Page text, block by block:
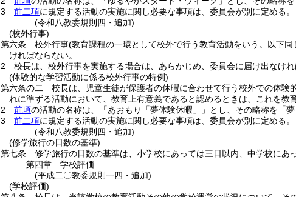
3
前二項に規定する活動の実施に関し必要な事項は、委員会が別に定める。
(令和八教委規則四・追加)
(校外行事)
第六条
校外行事(教育課程の一環として校外で行う教育活動をいう。以下同
ければならない。
2
校長は、校外行事を実施する場合は、あらかじめ、委員会に届け出なけれ
(体験的な学習活動に係る校外行事の特例)
第六条の二
校長は、児童生徒が保護者の休暇に合わせて行う校外での体験
れに準ずる活動において、教育上有意義であると認めるときは、これを教
2
前項の活動の名称は、「あおもり「夢体験休暇」」とし、その略称を「夢
3
前二項に規定する活動の実施に関し必要な事項は、委員会が別に定める。
(令和八教委規則四・追加)
(修学旅行の日数の基準)
第七条
修学旅行の日数の基準は、小学校にあっては三日以内、中学校にあ
第四章
学校評価
(平成二〇教委規則一四・追加)
(学校評価)